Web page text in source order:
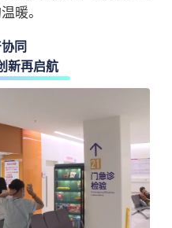
暖。
同
新再启航